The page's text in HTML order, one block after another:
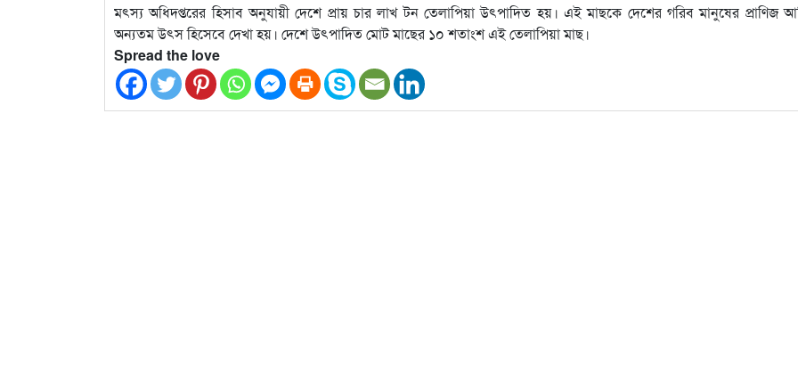
মৎস্য অধিদপ্তরের হিসাব অনুযায়ী দেশে প্রায় চার লাখ টন তেলাপিয়া উৎপাদিত হয়। এই মাছকে দেশের গরিব মানুষের প্রাণিজ
অন্যতম উৎস হিসেবে দেখা হয়। দেশে উৎপাদিত মোট মাছের ১০ শতাংশ এই তেলাপিয়া মাছ।
Spread the love